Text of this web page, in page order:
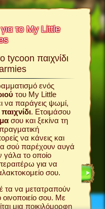
το My Little
tycoon παιχνίδι
ενός
του My Little
να παράγεις ψωμί,
. Ετοιμάσου
σου και ξεκίνα τη
να κάνεις και
σού παρέχουν αυγά
γάλα το οποίο
για να
σου.
τα να μετατραπούν
σου. Με
μια ποικιλόμορφη
Το My
σου
χωριό
φάρμα
ακόμη
Το
My